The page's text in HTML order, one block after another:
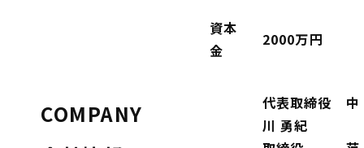
COMPANY
資本
金
2000万円
代表取締役 中
川 勇紀